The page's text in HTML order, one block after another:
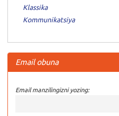
Klassika
Kommunikatsiya
Email obuna
Email manzilingizni yozing: